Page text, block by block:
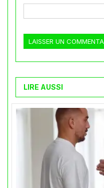
LIRE AUSSI